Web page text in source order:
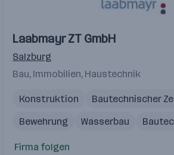
Laabmayr ZT GmbH
Salzburg
Bau, Immobilien, Haustechnik
Konstruktion
Bautechnischer
Bewehrung
Wasserbau
Firma folgen